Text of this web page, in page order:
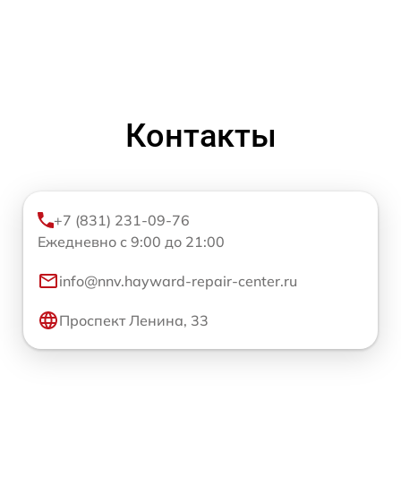
Контакты
+7 (831) 231-09-76
Ежедневно с 9:00 до 21:00
info@nnv.hayward-repair-center.ru
Проспект Ленина, 33